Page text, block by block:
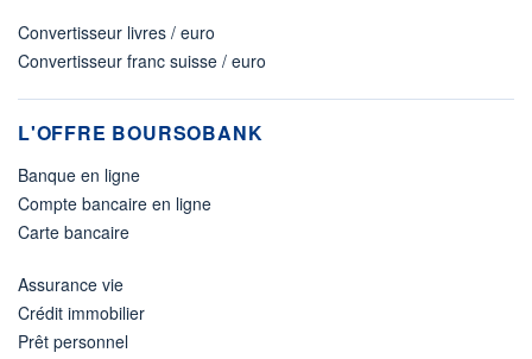
Convertisseur livres / euro
Convertisseur franc suisse / euro
L'OFFRE BOURSOBANK
Banque en ligne
Compte bancaire en ligne
Carte bancaire
Assurance vie
Crédit immobilier
Prêt personnel